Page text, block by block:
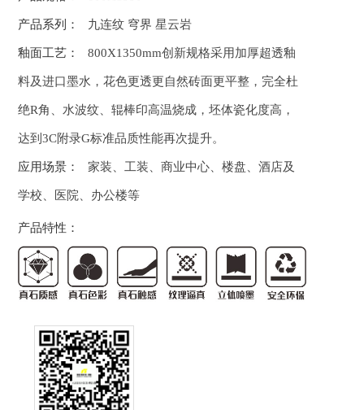
产品系列： 九连纹 穹界 星云岩
釉面工艺： 800X1350mm创新规格采用加厚超透釉
料及进口墨水，花色更透更自然砖面更平整，完全杜
绝R角、水波纹、辊棒印高温烧成，坯体瓷化度高，
达到3C附录G标准品质性能再次提升。
应用场景： 家装、工装、商业中心、楼盘、酒店及
学校、医院、办公楼等
产品特性：